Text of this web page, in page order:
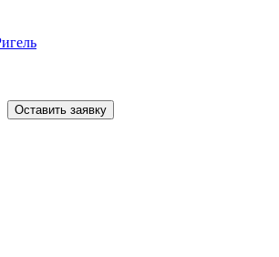
Оставить заявку